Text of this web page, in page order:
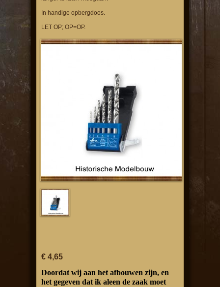
In handige opbergdoos.
LET OP; OP=OP.
€ 4,65
Doordat wij aan het afbouwen zijn, en
het gegeven dat ik aleen de zaak moet